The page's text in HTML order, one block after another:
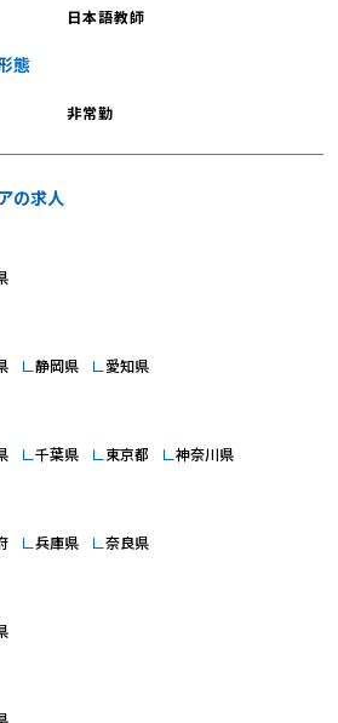
協調性が根付いた穏やかな職場のリアルを肌で
間近で感じられる大きなやりがい。 長沼スクー
の目で理想の職場をご確認ください。 ▼長
⇩クリックいただき別ページにてご予約くださ
歩12分 神泉駅 南
画も掲載しておきますので、是非ご覧ください♪
日本語教師
態
非常勤
の求人
静岡県 愛知県
千葉県 東京都 神奈川県
兵庫県 奈良県